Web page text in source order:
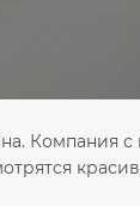
Компания